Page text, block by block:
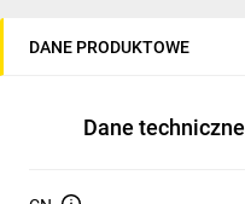
DANE PRODUKTOWE
Dane techniczne